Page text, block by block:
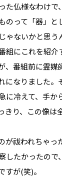
た仏様なわけで
のって「器」
ゃないかと思う
組にこれを紹介
、番組前に霊媒
になりました。
に冷えて、手か
きり、この像は
が祓われちゃっ
したかったので
すが(笑)。